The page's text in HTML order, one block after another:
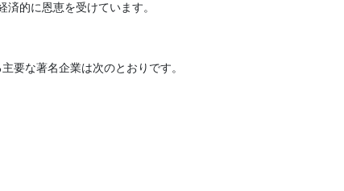
的に恩恵を受けています。
要な著名企業は次のとおりです。